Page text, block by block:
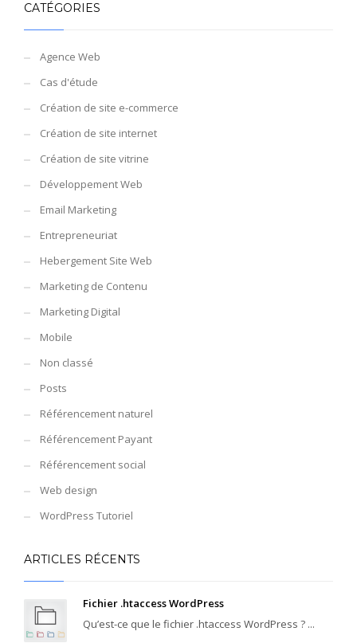
CATÉGORIES
Agence Web
Cas d'étude
Création de site e-commerce
Création de site internet
Création de site vitrine
Développement Web
Email Marketing
Entrepreneuriat
Hebergement Site Web
Marketing de Contenu
Marketing Digital
Mobile
Non classé
Posts
Référencement naturel
Référencement Payant
Référencement social
Web design
WordPress Tutoriel
ARTICLES RÉCENTS
Fichier .htaccess WordPress
Qu’est-ce que le fichier .htaccess WordPress ? ...